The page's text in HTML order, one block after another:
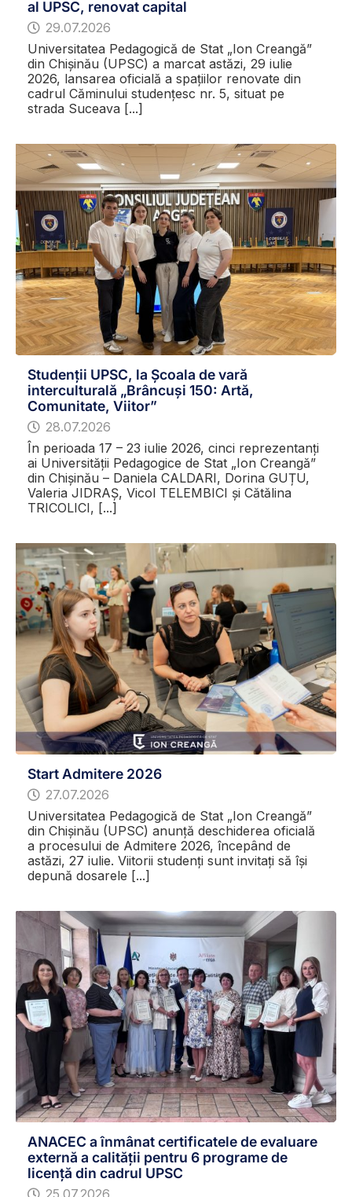
al UPSC, renovat capital
29.07.2026
Universitatea Pedagogică de Stat „Ion Creangă”
din Chișinău (UPSC) a marcat astăzi, 29 iulie
2026, lansarea oficială a spațiilor renovate din
cadrul Căminului studențesc nr. 5, situat pe
strada Suceava [...]
Studenții UPSC, la Școala de vară
interculturală „Brâncuși 150: Artă,
Comunitate, Viitor”
28.07.2026
În perioada 17 – 23 iulie 2026, cinci reprezentanți
ai Universității Pedagogice de Stat „Ion Creangă”
din Chișinău – Daniela CALDARI, Dorina GUȚU,
Valeria JIDRAȘ, Vicol TELEMBICI și Cătălina
TRICOLICI, [...]
Start Admitere 2026
27.07.2026
Universitatea Pedagogică de Stat „Ion Creangă”
din Chișinău (UPSC) anunță deschiderea oficială
a procesului de Admitere 2026, începând de
astăzi, 27 iulie. Viitorii studenți sunt invitați să își
depună dosarele [...]
ANACEC a înmânat certificatele de evaluare
externă a calității pentru 6 programe de
licență din cadrul UPSC